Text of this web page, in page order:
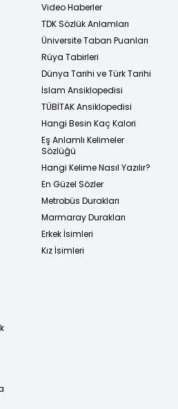
Video Haberler
TDK Sözlük Anlamları
Üniversite Taban Puanları
Rüya Tabirleri
Dünya Tarihi ve Türk Tarihi
İslam Ansiklopedisi
TÜBİTAK Ansiklopedisi
Hangi Besin Kaç Kalori
Eş Anlamlı Kelimeler
Sözlüğü
Hangi Kelime Nasıl Yazılır?
En Güzel Sözler
Metrobüs Durakları
Marmaray Durakları
Erkek İsimleri
Kız İsimleri